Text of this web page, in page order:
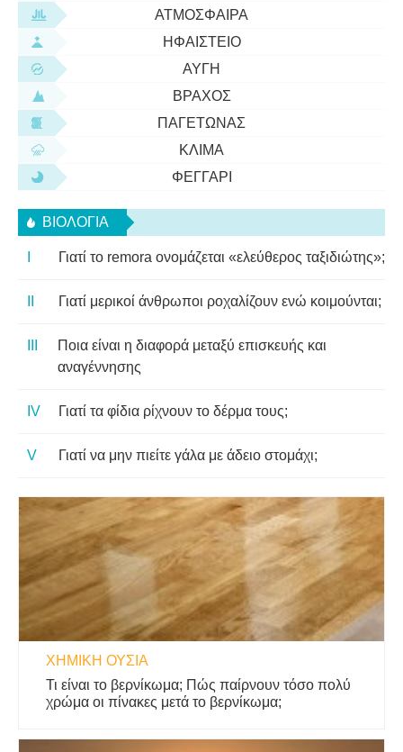
ΑΤΜΌΣΦΑΙΡΑ
ΗΦΑΊΣΤΕΙΟ
ΑΥΓΉ
ΒΡΆΧΟΣ
ΠΑΓΕΤΏΝΑΣ
ΚΛΊΜΑ
ΦΕΓΓΆΡΙ
ΒΙΟΛΟΓΊΑ
Γιατί το remora ονομάζεται «ελεύθερος ταξιδιώτης»;
Γιατί μερικοί άνθρωποι ροχαλίζουν ενώ κοιμούνται;
Ποια είναι η διαφορά μεταξύ επισκευής και
αναγέννησης
Γιατί τα φίδια ρίχνουν το δέρμα τους;
Γιατί να μην πιείτε γάλα με άδειο στομάχι;
ΧΗΜΙΚΉ ΟΥΣΊΑ
Τι είναι το βερνίκωμα; Πώς παίρνουν τόσο πολύ
χρώμα οι πίνακες μετά το βερνίκωμα;